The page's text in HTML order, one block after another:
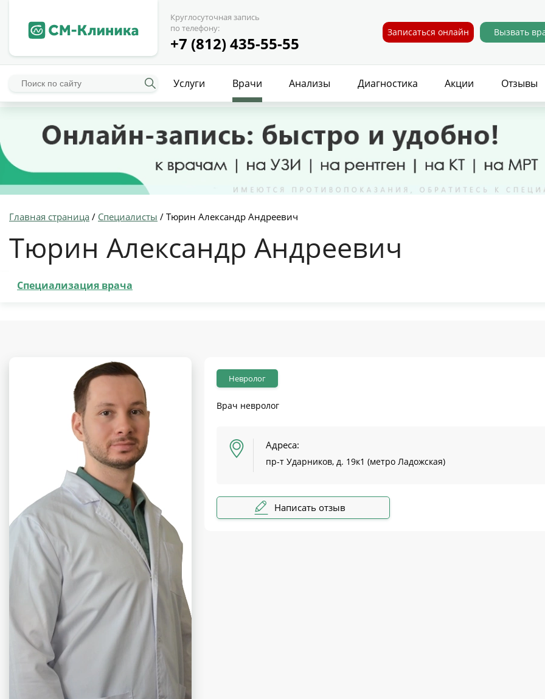
Круглосуточная запись
по телефону:
+7 (812) 435-55-55
Записаться онлайн Вызвать
Услуги Врачи Анализы Диагностика Акции Отзывы
Главная страница / Специалисты / Тюрин Александр Андреевич
Тюрин Александр Андреевич
Специализация врача
Невролог
Врач невролог
Адреса:
пр-т Ударников, д. 19к1 (метро Ладожская)
Написать отзыв